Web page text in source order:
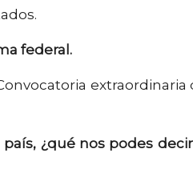
federal.
¿qué nos podes